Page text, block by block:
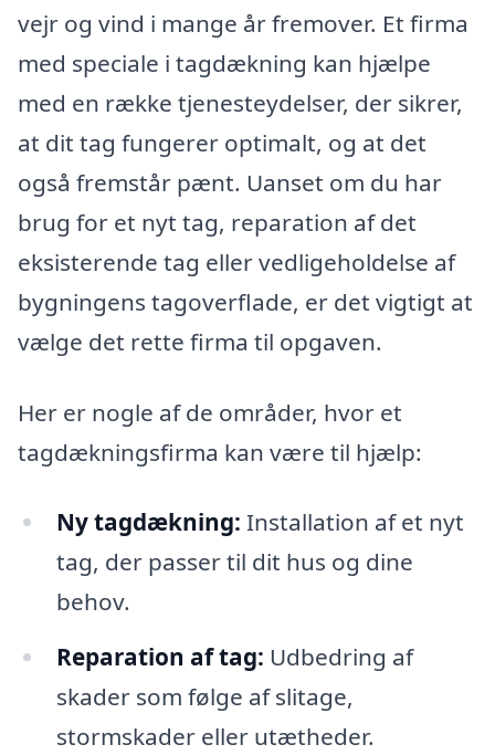
vejr og vind i mange år fremover. Et firma
med speciale i tagdækning kan hjælpe
med en række tjenesteydelser, der sikrer,
at dit tag fungerer optimalt, og at det
også fremstår pænt. Uanset om du har
brug for et nyt tag, reparation af det
eksisterende tag eller vedligeholdelse af
bygningens tagoverflade, er det vigtigt at
vælge det rette firma til opgaven.
Her er nogle af de områder, hvor et
tagdækningsfirma kan være til hjælp:
Ny tagdækning: Installation af et nyt
tag, der passer til dit hus og dine
behov.
Reparation af tag: Udbedring af
skader som følge af slitage,
stormskader eller utætheder.